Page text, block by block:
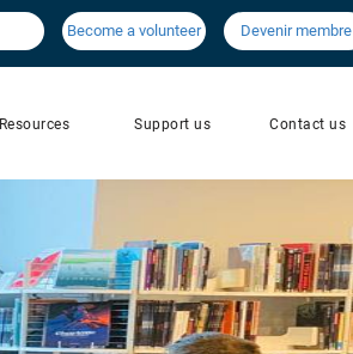
Become a volunteer Devenir membre
Resources Support us Contact us